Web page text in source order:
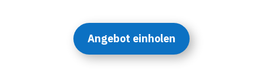
Angebot einholen